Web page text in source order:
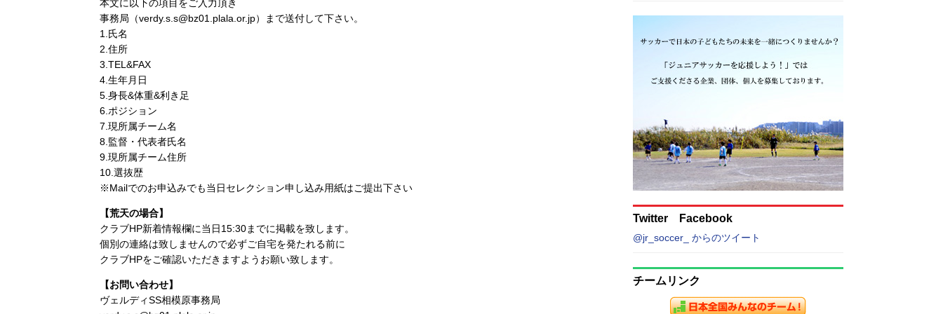
本文に以下の項目をご入力頂き
事務局（verdy.s.s@bz01.plala.or.jp）まで送付して下さい。
1.氏名
2.住所
3.TEL&FAX
4.生年月日
5.身長&体重&利き足
6.ポジション
7.現所属チーム名
8.監督・代表者氏名
9.現所属チーム住所
10.選抜歴
※Mailでのお申込みでも当日セレクション申し込み用紙はご提出下さい
【荒天の場合】
クラブHP新着情報欄に当日15:30までに掲載を致します。
個別の連絡は致しませんので必ずご自宅を発たれる前に
クラブHPをご確認いただきますようお願い致します。
【お問い合わせ】
ヴェルディSS相模原事務局
Twitter Facebook
@jr_soccer_ からのツイート
チームリンク